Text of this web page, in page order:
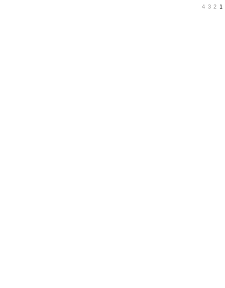
1
2
3
4